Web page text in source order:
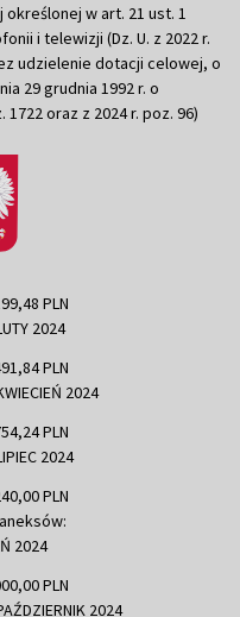
w art. 21 ust. 1
i telewizji (Dz. U. z 2022 r.
udzielenie dotacji celowej, o
29 grudnia 1992 r. o
oraz z 2024 r. poz. 96)
PLN
2024
PLN
2024
PLN
2024
PLN
2024
PLN
2024